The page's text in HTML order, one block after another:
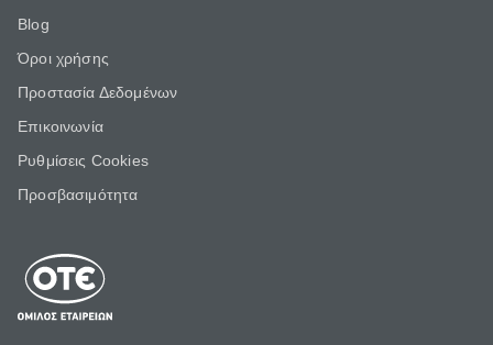
Blog
Όροι χρήσης
Προστασία Δεδομένων
Επικοινωνία
Ρυθμίσεις Cookies
Προσβασιμότητα